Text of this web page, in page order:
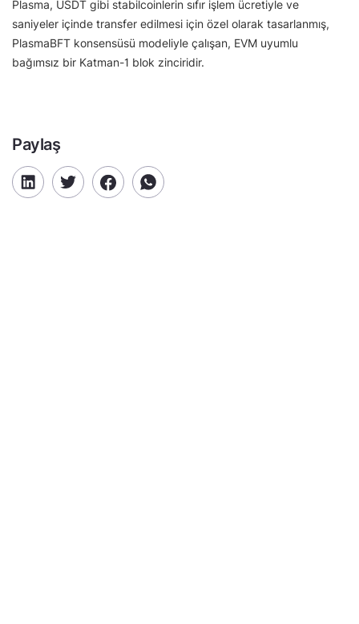
Plasma, USDT gibi stabilcoinlerin sıfır işlem ücretiyle ve
saniyeler içinde transfer edilmesi için özel olarak tasarlanmış,
PlasmaBFT konsensüsü modeliyle çalışan, EVM uyumlu
bağımsız bir Katman-1 blok zinciridir.
Paylaş